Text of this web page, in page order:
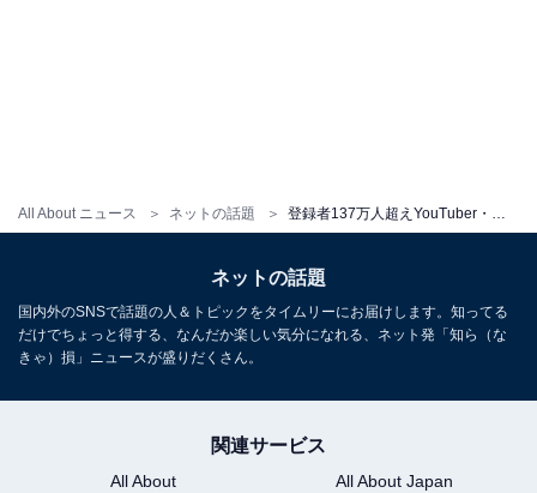
All About ニュース ネットの話題
ネットの話題
国内外のSNSで話題の人＆トピックをタイムリーにお届けします。知ってる
だけでちょっと得する、なんだか楽しい気分になれる、ネット発「知ら（な
きゃ）損」ニュースが盛りだくさん。
関連サービス
All About
All About Japan